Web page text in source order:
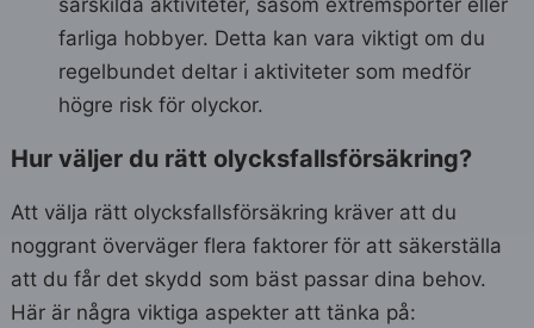
särskilda aktiviteter, såsom extremsporter eller
farliga hobbyer. Detta kan vara viktigt om du
regelbundet deltar i aktiviteter som medför
högre risk för olyckor.
Hur väljer du rätt olycksfallsförsäkring?
Att välja rätt olycksfallsförsäkring kräver att du
noggrant överväger flera faktorer för att säkerställa
att du får det skydd som bäst passar dina behov.
Här är några viktiga aspekter att tänka på: